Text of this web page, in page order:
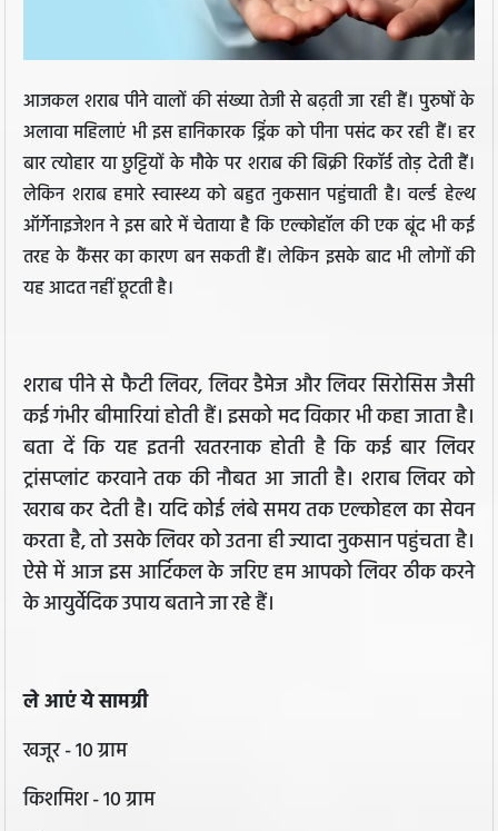
आजकल शराब पीने वालों की संख्या तेजी से बढ़ती जा रही हैं। पुरुषों के
अलावा महिलाएं भी इस हानिकारक ड्रिंक को पीना पसंद कर रही हैं। हर
बार त्योहार या छुट्टियों के मौके पर शराब की बिक्री रिकॉर्ड तोड़ देती हैं।
लेकिन शराब हमारे स्वास्थ्य को बहुत नुकसान पहुंचाती है। वर्ल्ड हेल्थ
ऑर्गेनाइजेशन ने इस बारे में चेताया है कि एल्कोहॉल की एक बूंद भी कई
तरह के कैंसर का कारण बन सकती हैं। लेकिन इसके बाद भी लोगों की
यह आदत नहीं छूटती है।
शराब पीने से फैटी लिवर, लिवर डैमेज और लिवर सिरोसिस जैसी
कई गंभीर बीमारियां होती हैं। इसको मद विकार भी कहा जाता है।
बता दें कि यह इतनी खतरनाक होती है कि कई बार लिवर
ट्रांसप्लांट करवाने तक की नौबत आ जाती है। शराब लिवर को
खराब कर देती है। यदि कोई लंबे समय तक एल्कोहल का सेवन
करता है, तो उसके लिवर को उतना ही ज्यादा नुकसान पहुंचता है।
ऐसे में आज इस आर्टिकल के जरिए हम आपको लिवर ठीक करने
के आयुर्वेदिक उपाय बताने जा रहे हैं।
ले आएं ये सामग्री
खजूर - 10 ग्राम
किशमिश - 10 ग्राम